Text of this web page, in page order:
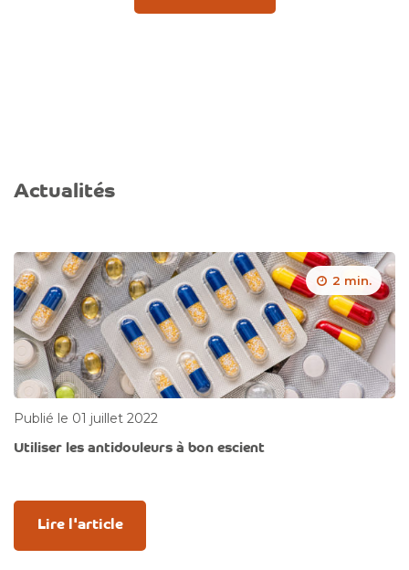
Actualités
2 min.
Publié le 01 juillet 2022
Utiliser les antidouleurs à bon escient
Lire l'article